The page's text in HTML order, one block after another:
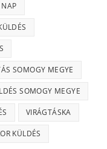
SOMOGY MEGYE
SOMOGY MEGYE
VIRÁGTÁSKA
KÜLDÉS